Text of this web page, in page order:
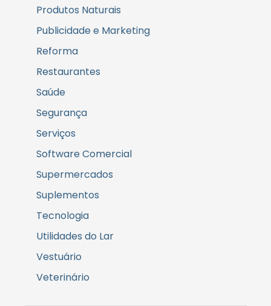
Produtos Naturais
Publicidade e Marketing
Reforma
Restaurantes
Saúde
Segurança
Serviços
Software Comercial
Supermercados
Suplementos
Tecnologia
Utilidades do Lar
Vestuário
Veterinário